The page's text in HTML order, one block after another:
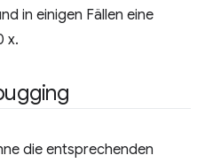
in einigen Fällen eine
x.
die entsprechenden